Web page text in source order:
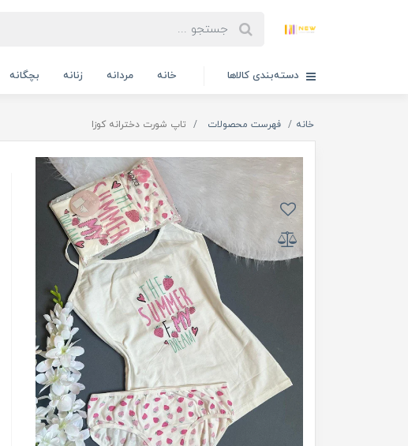
دسته‌بندی کالاها خانه مردانه زنانه بچگانه
خانه فهرست محصولات تاپ شورت دخترانه کوزا